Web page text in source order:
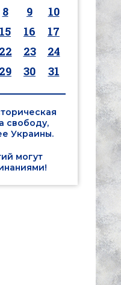
8 9
10
15 16
17
22 23
24
29 30 31
свободу,
Украины.
могут